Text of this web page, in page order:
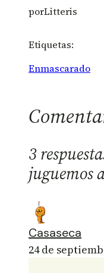
porLitteris
Etiquetas:
Enmascarado
3
juguemos
Casaseca
24 de